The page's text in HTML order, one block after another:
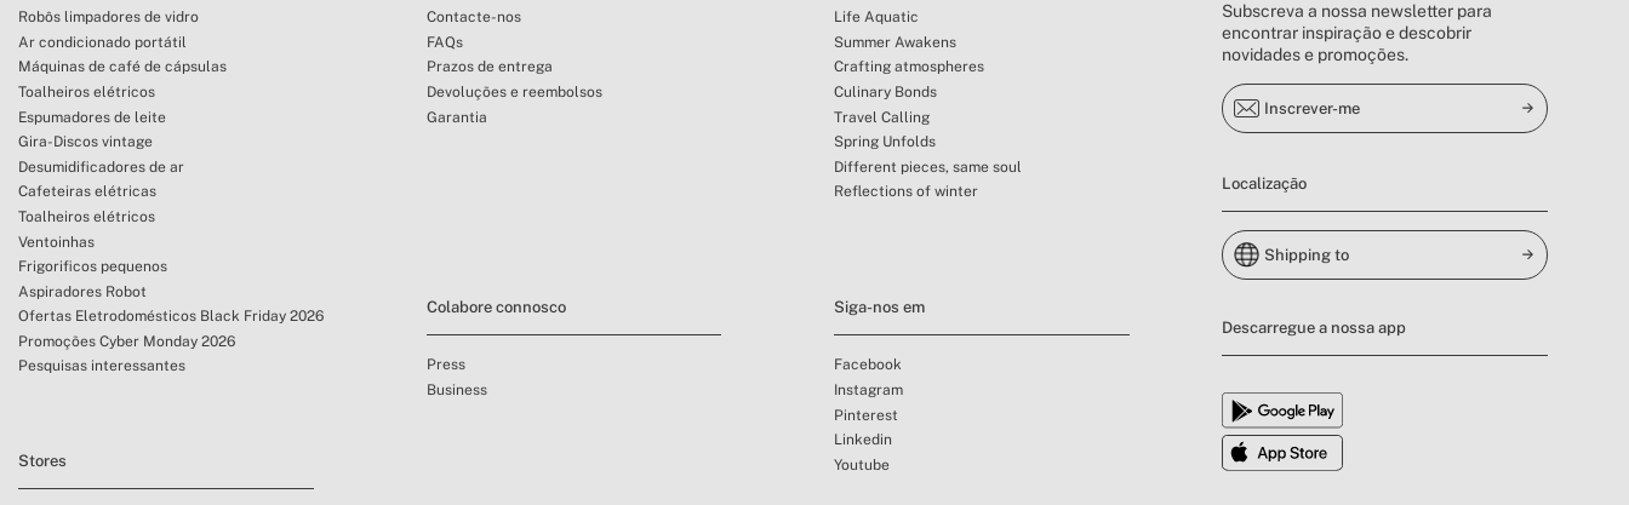
Robôs limpadores de vidro
Ar condicionado portátil
Máquinas de café de cápsulas
Toalheiros elétricos
Espumadores de leite
Gira-Discos vintage
Desumidificadores de ar
Cafeteiras elétricas
Toalheiros elétricos
Ventoinhas
Frigorificos pequenos
Aspiradores Robot
Ofertas Eletrodomésticos Black Friday 2026
Promoções Cyber Monday 2026
Pesquisas interessantes
Stores
Contacte-nos
FAQs
Prazos de entrega
Devoluções e reembolsos
Garantia
Colabore connosco
Press
Business
Life Aquatic
Summer Awakens
Crafting atmospheres
Culinary Bonds
Travel Calling
Spring Unfolds
Different pieces, same soul
Reflections of winter
Siga-nos em
Facebook
Instagram
Pinterest
Linkedin
Youtube
Subscreva a nossa newsletter para
encontrar inspiração e descobrir
novidades e promoções.
Inscrever-me
Localização
Shipping to
Descarregue a nossa app